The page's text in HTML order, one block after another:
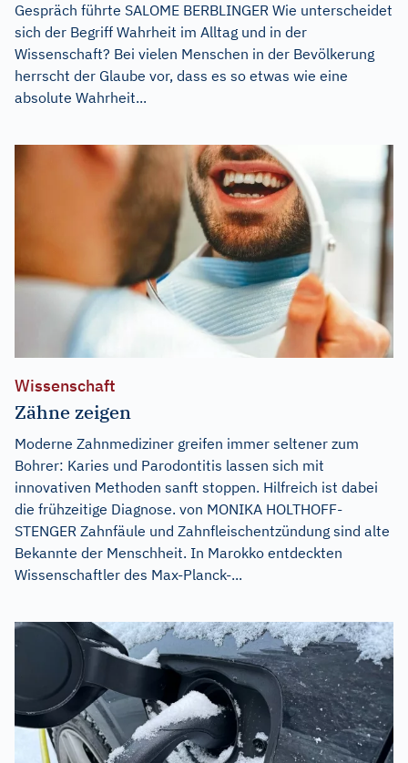
Gespräch führte SALOME BERBLINGER Wie unterscheidet
sich der Begriff Wahrheit im Alltag und in der
Wissenschaft? Bei vielen Menschen in der Bevölkerung
herrscht der Glaube vor, dass es so etwas wie eine
absolute Wahrheit...
Wissenschaft
Zähne zeigen
Moderne Zahnmediziner greifen immer seltener zum
Bohrer: Karies und Parodontitis lassen sich mit
innovativen Methoden sanft stoppen. Hilfreich ist dabei
die frühzeitige Diagnose. von MONIKA HOLTHOFF-
STENGER Zahnfäule und Zahnfleischentzündung sind alte
Bekannte der Menschheit. In Marokko entdeckten
Wissenschaftler des Max-Planck-...